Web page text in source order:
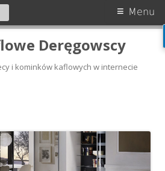
Deręgowscy
i kominków kaflowych w internecie
Menu
Szukaj: